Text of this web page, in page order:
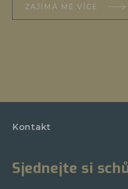
ZAJÍMÁ MĚ VÍCE
Kontakt
Sjednejte si